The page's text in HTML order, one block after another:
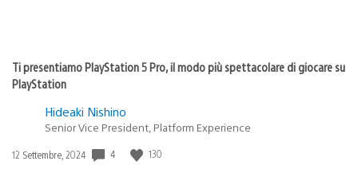
Ti presentiamo PlayStation 5 Pro, il modo più spettacolare di giocare su
PlayStation
Hideaki Nishino
Senior Vice President, Platform Experience
Data
12 Settembre, 2024 4 130